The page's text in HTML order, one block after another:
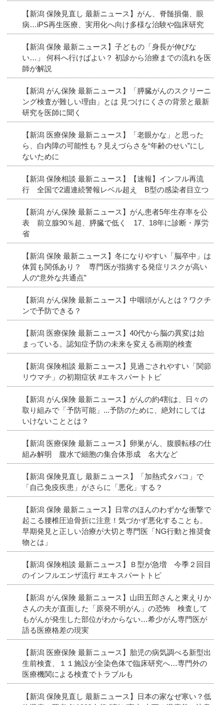
【新潟 保険見直し 最新ニュース】がん、脊髄損傷、眼
病…iPS再生医療、実用化へ向け多様な治験や臨床研究
【新潟 保険 最新ニュース】子どもの「身長が伸びな
い…」 何科へ行けばよい？ 初診から治療までの流れを医
師が解説
【新潟 がん保険 最新ニュース】「膵臓がんのスクリーニ
ング検査が難しい理由」とは 見つけにくさの背景と最新
研究を医師に聞く
【新潟 医療保険 最新ニュース】「老眼かな」と思った
ら、白内障の可能性も？見えづらさを“年齢のせい”にし
ないために
【新潟 保険相談 最新ニュース】【速報】インフル再流
行 全国で2週連続警報レベル超え B型の感染者目立つ
【新潟 がん保険 最新ニュース】がん患者5年生存率を公
表 前立腺90％超、膵臓で低く 17、18年に診断・厚労
省
【新潟 保険 最新ニュース】冬になりやすい「脳卒中」は
体質も関係あり？ 専門医が指摘する発症リスクが高い
人の“意外な共通点”
【新潟 がん保険 最新ニュース】中咽頭がんとは？ワクチ
ンで予防できる？
【新潟 医療保険 最新ニュース】40代から脳の異変は始
まっている。認知症予防の未来を変える画期的検査
【新潟 保険相談 最新ニュース】見過ごされやすい「関節
リウマチ」の初期症状 #エキスパートトピ
【新潟 がん保険 最新ニュース】がんの約4割は、日々の
取り組みで「予防可能」...予防のために、絶対にしては
いけないこととは？
【新潟 医療保険 最新ニュース】卵巣がん、腹膜転移の仕
組み解明 腹水で細胞の集合体形成 名大など
【新潟 保険見直し 最新ニュース】「加熱式タバコ」で
「自己免疫疾患」がさらに「悪化」する？
【新潟 保険 最新ニュース】日常のほんのわずかな衝撃で
起こる腰椎圧迫骨折に注意！気づかず悪化することも。
早期発見と正しい治療が大切と専門医「NG行動と推奨食
物とは」
【新潟 保険相談 最新ニュース】Ｂ型が急増 今季２回目
のインフルエンザ流行 #エキスパートトピ
【新潟 がん保険 最新ニュース】山田五郎さんと東えりか
さんの夫が直面した「原発不明がん」の恐怖 検査して
もがんが発生した部位がわからない…希少がん専門医が
語る医療格差の現実
【新潟 医療保険 最新ニュース】胎児の病気調べる新型出
生前検査、１１施設が全染色体で臨床研究へ…専門外の
医療機関による検査でトラブルも
【新潟 保険見直し 最新ニュース】日本の家なぜ寒い？低